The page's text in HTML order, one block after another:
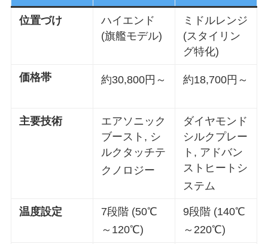
位置づけ
ハイエンド
(旗艦モデル)
ミドルレンジ
(スタイリン
グ特化)
価格帯 約30,800円～ 約18,700円～
主要技術
エアソニック
ブースト, シ
ルクタッチテ
クノロジー
ダイヤモンド
シルクプレー
ト, アドバン
ストヒートシ
ステム
温度設定
7段階 (50℃
～120℃)
9段階 (140℃
～220℃)